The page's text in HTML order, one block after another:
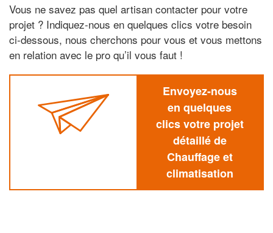
Vous ne savez pas quel artisan contacter pour votre
projet ? Indiquez-nous en quelques clics votre besoin
ci-dessous, nous cherchons pour vous et vous mettons
en relation avec le pro qu’il vous faut !
Envoyez-nous
en quelques
clics votre projet
détaillé de
Chauffage et
climatisation